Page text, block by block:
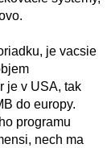
je vacsie
je v USA, tak
do europy.
programu
nech ma